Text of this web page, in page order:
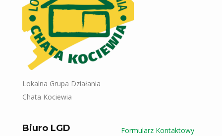
Lokalna Grupa Działania
Chata Kociewia
Biuro LGD Formularz Kontaktowy